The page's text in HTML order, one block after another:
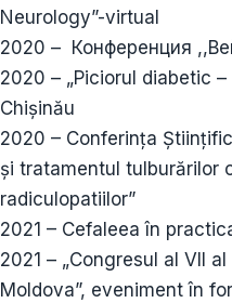
Neurology”-virtual
2020 – Конференция
2020 – „Piciorul diabetic
Chișinău
2020 – Conferința
și tratamentul tulburărilor
radiculopatiilor”
2021 – Cefaleea în
2021 – „Congresul al VII
Moldova”, eveniment în